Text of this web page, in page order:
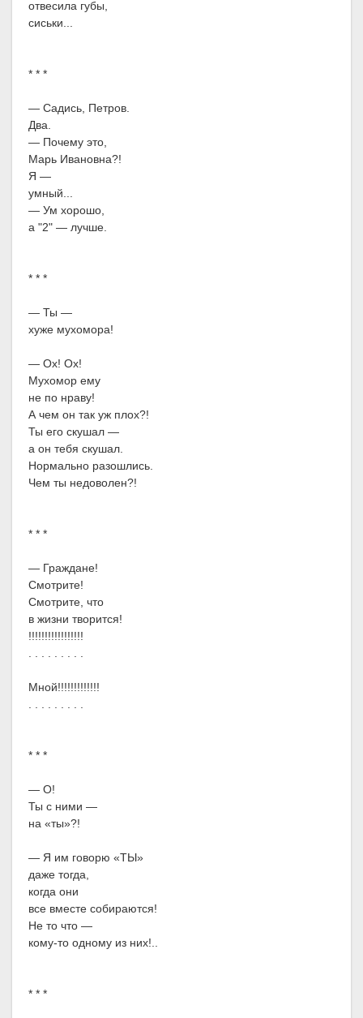
отвесила губы,
сиськи...
* * *
— Садись, Петров.
Два.
— Почему это,
Марь Ивановна?!
Я —
умный...
— Ум хорошо,
а "2" — лучше.
* * *
— Ты —
хуже мухомора!
— Ох! Ох!
Мухомор ему
не по нраву!
А чем он так уж плох?!
Ты его скушал —
а он тебя скушал.
Нормально разошлись.
Чем ты недоволен?!
* * *
— Граждане!
Смотрите!
Смотрите, что
в жизни творится!
!!!!!!!!!!!!!!!!!
. . . . . . . . .
Мной!!!!!!!!!!!!!
. . . . . . . . .
* * *
— О!
Ты с ними —
на «ты»?!
— Я им говорю «ТЫ»
даже тогда,
когда они
все вместе собираются!
Не то что —
кому-то одному из них!..
* * *